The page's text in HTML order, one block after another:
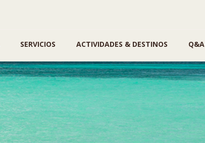
SERVICIOS ACTIVIDADES & DESTINOS Q&A